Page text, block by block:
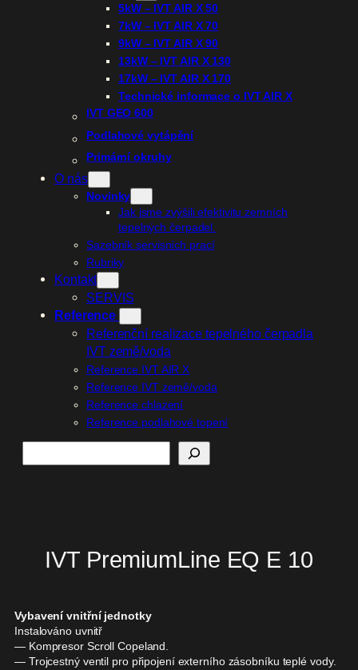
5kW – IVT AIR X 50
7kW – IVT AIR X 70
9kW – IVT AIR X 90
13kW – IVT AIR X 130
17kW – IVT AIR X 170
Technické informace o IVT AIR X
IVT GEO 600
Podlahové vytápění
Primární okruhy
O nás
Novinky
Jak jsme zvýšili efektivitu zemních
tepelných čerpadel.
Sazebník servisních prací
Rubriky
Kontakt
SERVIS
Reference
Referenční realizace tepelného čerpadla
IVT země/voda
Reference IVT AIR X
Reference IVT země/voda
Reference chlazení
Reference podlahové topení
IVT PremiumLine EQ E 10
Vybavení vnitřní jednotky
Instalováno uvnitř
— Kompresor Scroll Copeland.
— Trojcestný ventil pro připojení externího zásobníku teplé vody.